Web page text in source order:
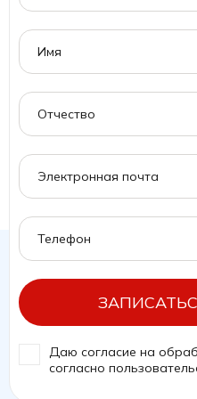
Даю согласие на
согласно